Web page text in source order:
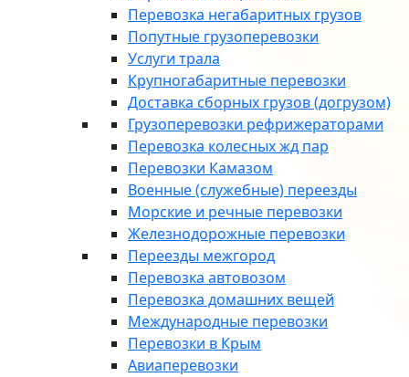
Перевозка негабаритных грузов
Попутные грузоперевозки
Услуги трала
Крупногабаритные перевозки
Доставка сборных грузов (догрузом)
Грузоперевозки рефрижераторами
Перевозка колесных жд пар
Перевозки Камазом
Военные (служебные) переезды
Морские и речные перевозки
Железнодорожные перевозки
Переезды межгород
Перевозка автовозом
Перевозка домашних вещей
Международные перевозки
Перевозки в Крым
Авиаперевозки